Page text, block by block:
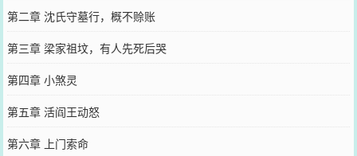
第二章 沈氏守墓行，概不赊账
第三章 梁家祖坟，有人先死后哭
第四章 小煞灵
第五章 活阎王动怒
第六章 上门索命